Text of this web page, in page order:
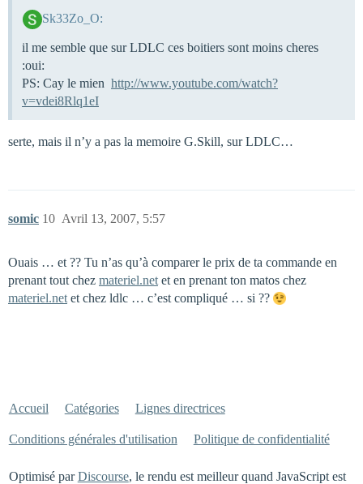
Sk33Zo_O:
il me semble que sur LDLC ces boitiers sont moins cheres
:oui:
PS: Cay le mien http://www.youtube.com/watch?
v=vdei8Rlq1eI
serte, mais il n’y a pas la memoire G.Skill, sur LDLC…
somic Avril 13, 2007, 5:57
10
Ouais … et ?? Tu n’as qu’à comparer le prix de ta commande en
prenant tout chez materiel.net et en prenant ton matos chez
materiel.net et chez ldlc … c’est compliqué … si ??
Accueil Catégories Lignes directrices
Conditions générales d'utilisation Politique de confidentialité
Optimisé parDiscourse, le rendu est meilleur quand JavaScript est